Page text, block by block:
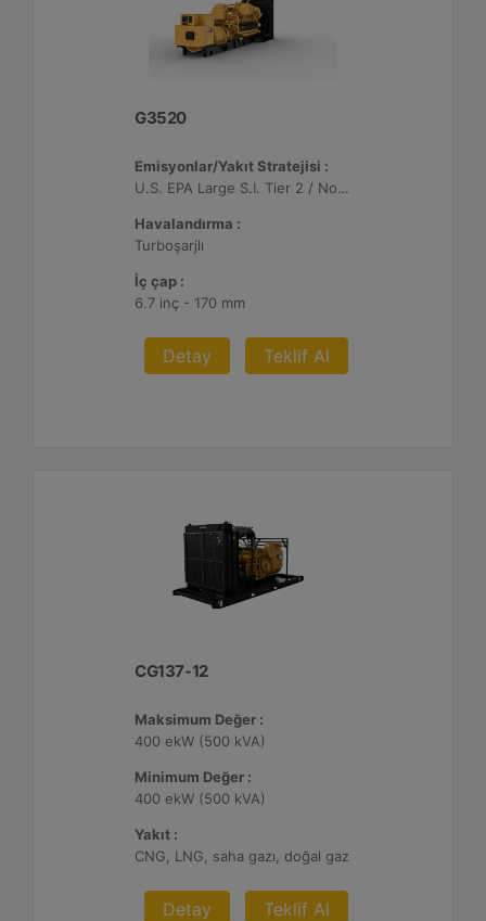
G3520
Emisyonlar/Yakıt Stratejisi :
U.S. EPA Large S.I. Tier 2 / Non-Road Mobile Sertifikalı
Havalandırma :
Turboşarjlı
İç çap :
6.7 inç - 170 mm
Detay Teklif Al
CG137-12
Maksimum Değer :
400 ekW (500 kVA)
Minimum Değer :
400 ekW (500 kVA)
Yakıt :
CNG, LNG, saha gazı, doğal gaz
Detay Teklif Al